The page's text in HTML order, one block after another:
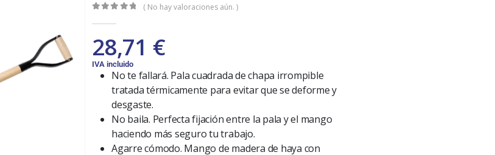
( No hay valoraciones aún. )
28,71 €
IVA incluido
No te fallará. Pala cuadrada de chapa irrompible
tratada térmicamente para evitar que se deforme y
desgaste.
No baila. Perfecta fijación entre la pala y el mango
haciendo más seguro tu trabajo.
Agarre cómodo. Mango de madera de haya con